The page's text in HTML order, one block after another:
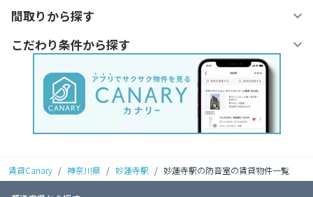
間取りから探す
こだわり条件から探す
賃貸Canary / 神奈川県 / 妙蓮寺駅 / 妙蓮寺駅の防音室の賃貸物件一覧